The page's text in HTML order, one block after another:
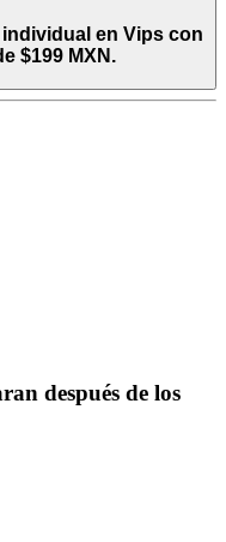
en Vips con
$199 MXN.
después de los